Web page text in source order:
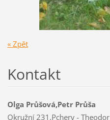
« Zpět
Kontakt
Olga Průšová,Petr Průša
Okružní 231,Pchery - Theodor